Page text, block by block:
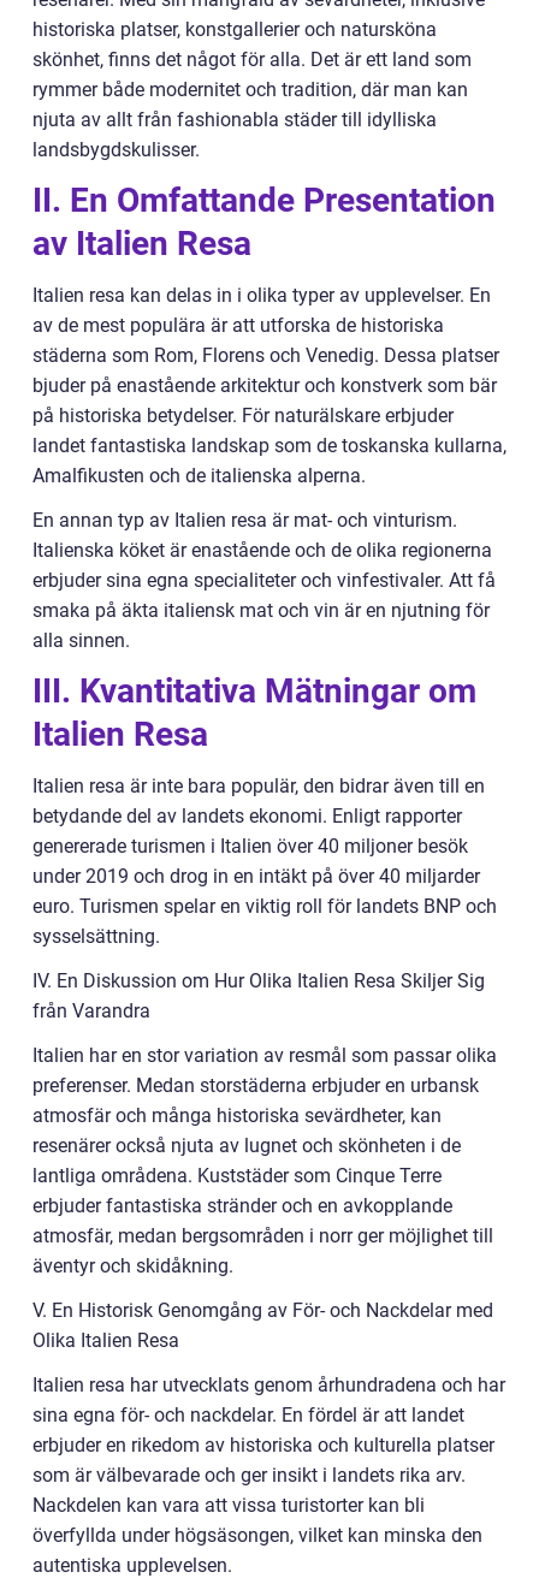
historiska platser, konstgallerier och natursköna
skönhet, finns det något för alla. Det är ett land som
rymmer både modernitet och tradition, där man kan
njuta av allt från fashionabla städer till idylliska
landsbygdskulisser.
II. En Omfattande Presentation
av Italien Resa
Italien resa kan delas in i olika typer av upplevelser. En
av de mest populära är att utforska de historiska
städerna som Rom, Florens och Venedig. Dessa platser
bjuder på enastående arkitektur och konstverk som bär
på historiska betydelser. För naturälskare erbjuder
landet fantastiska landskap som de toskanska kullarna,
Amalfikusten och de italienska alperna.
En annan typ av Italien resa är mat- och vinturism.
Italienska köket är enastående och de olika regionerna
erbjuder sina egna specialiteter och vinfestivaler. Att få
smaka på äkta italiensk mat och vin är en njutning för
alla sinnen.
III. Kvantitativa Mätningar om
Italien Resa
Italien resa är inte bara populär, den bidrar även till en
betydande del av landets ekonomi. Enligt rapporter
genererade turismen i Italien över 40 miljoner besök
under 2019 och drog in en intäkt på över 40 miljarder
euro. Turismen spelar en viktig roll för landets BNP och
sysselsättning.
IV. En Diskussion om Hur Olika Italien Resa Skiljer Sig
från Varandra
Italien har en stor variation av resmål som passar olika
preferenser. Medan storstäderna erbjuder en urbansk
atmosfär och många historiska sevärdheter, kan
resenärer också njuta av lugnet och skönheten i de
lantliga områdena. Kuststäder som Cinque Terre
erbjuder fantastiska stränder och en avkopplande
atmosfär, medan bergsområden i norr ger möjlighet till
äventyr och skidåkning.
V. En Historisk Genomgång av För- och Nackdelar med
Olika Italien Resa
Italien resa har utvecklats genom århundradena och har
sina egna för- och nackdelar. En fördel är att landet
erbjuder en rikedom av historiska och kulturella platser
som är välbevarade och ger insikt i landets rika arv.
Nackdelen kan vara att vissa turistorter kan bli
överfyllda under högsäsongen, vilket kan minska den
autentiska upplevelsen.